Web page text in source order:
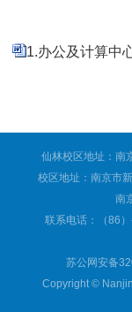
1.办公及计算中
仙林校区地址：南
校区地址：南京市
南
联系电话：（86
苏公网安备
Copyright ©